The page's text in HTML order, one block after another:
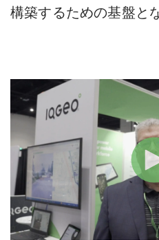
構築するための基盤と